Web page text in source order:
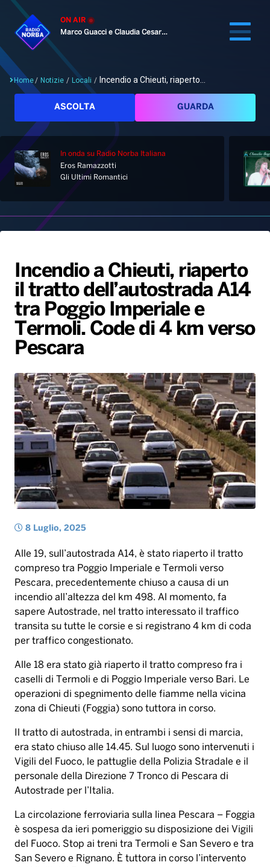
ON AIR
Marco Guacci e Claudia Cesaroni
Cerca
Home
Palinsesto
Hit Dance
Giochi&Concorsi
PALATOUR
Notizie
Locali
Musica e Spettacolo
Sport
Radio Norba Consiglia
Leggerissime
Playlist
Generale
Novità
Notiziario
Interviste
Oroscopo
Speciale Astrabilia 2026
Gallery
Radio Norba News TV
Voce al Bari
Battiti Live 2026
Gallery
Home/ Notizie / Locali / Incendio a Chieuti, riaperto...
ASCOLTA GUARDA
In onda su Radio Norba Italiana
Eros Ramazzotti
Gli Ultimi Romantici
Incendio a Chieuti, riaperto
il tratto dell’autostrada A14
tra Poggio Imperiale e
Termoli. Code di 4 km verso
Pescara
8 Luglio, 2025
Alle 19, sull’autostrada A14, è stato riaperto il tratto
compreso tra Poggio Imperiale e Termoli verso
Pescara, precedentemente chiuso a causa di un
incendio all’altezza del km 498. Al momento, fa
sapere Autostrade, nel tratto interessato il traffico
transita su tutte le corsie e si registrano 4 km di coda
per traffico congestionato.
Alle 18 era stato già riaperto il tratto compreso fra i
caselli di Termoli e di Poggio Imperiale verso Bari. Le
operazioni di spegnimento delle fiamme nella vicina
zona di Chieuti (Foggia) sono tuttora in corso.
Il tratto di autostrada, in entrambi i sensi di marcia,
era stato chiuso alle 14.45. Sul luogo sono intervenuti i
Vigili del Fuoco, le pattuglie della Polizia Stradale e il
personale della Direzione 7 Tronco di Pescara di
Autostrade per l’Italia.
La circolazione ferroviaria sulla linea Pescara – Foggia
è sospesa da ieri pomeriggio su disposizione dei Vigili
del Fuoco. Stop ai treni tra Termoli e San Severo e tra
San Severo e Rignano. È tuttora in corso l’intervento